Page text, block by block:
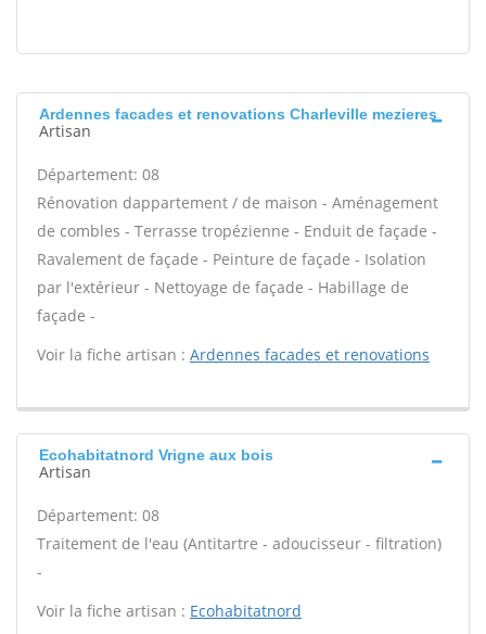
Ardennes facades et renovations Charleville mezieres
Artisan
Département: 08
Rénovation dappartement / de maison - Aménagement
de combles - Terrasse tropézienne - Enduit de façade -
Ravalement de façade - Peinture de façade - Isolation
par l'extérieur - Nettoyage de façade - Habillage de
façade -
Voir la fiche artisan : Ardennes facades et renovations
Ecohabitatnord Vrigne aux bois
Artisan
Département: 08
Traitement de l'eau (Antitartre - adoucisseur - filtration)
-
Voir la fiche artisan : Ecohabitatnord